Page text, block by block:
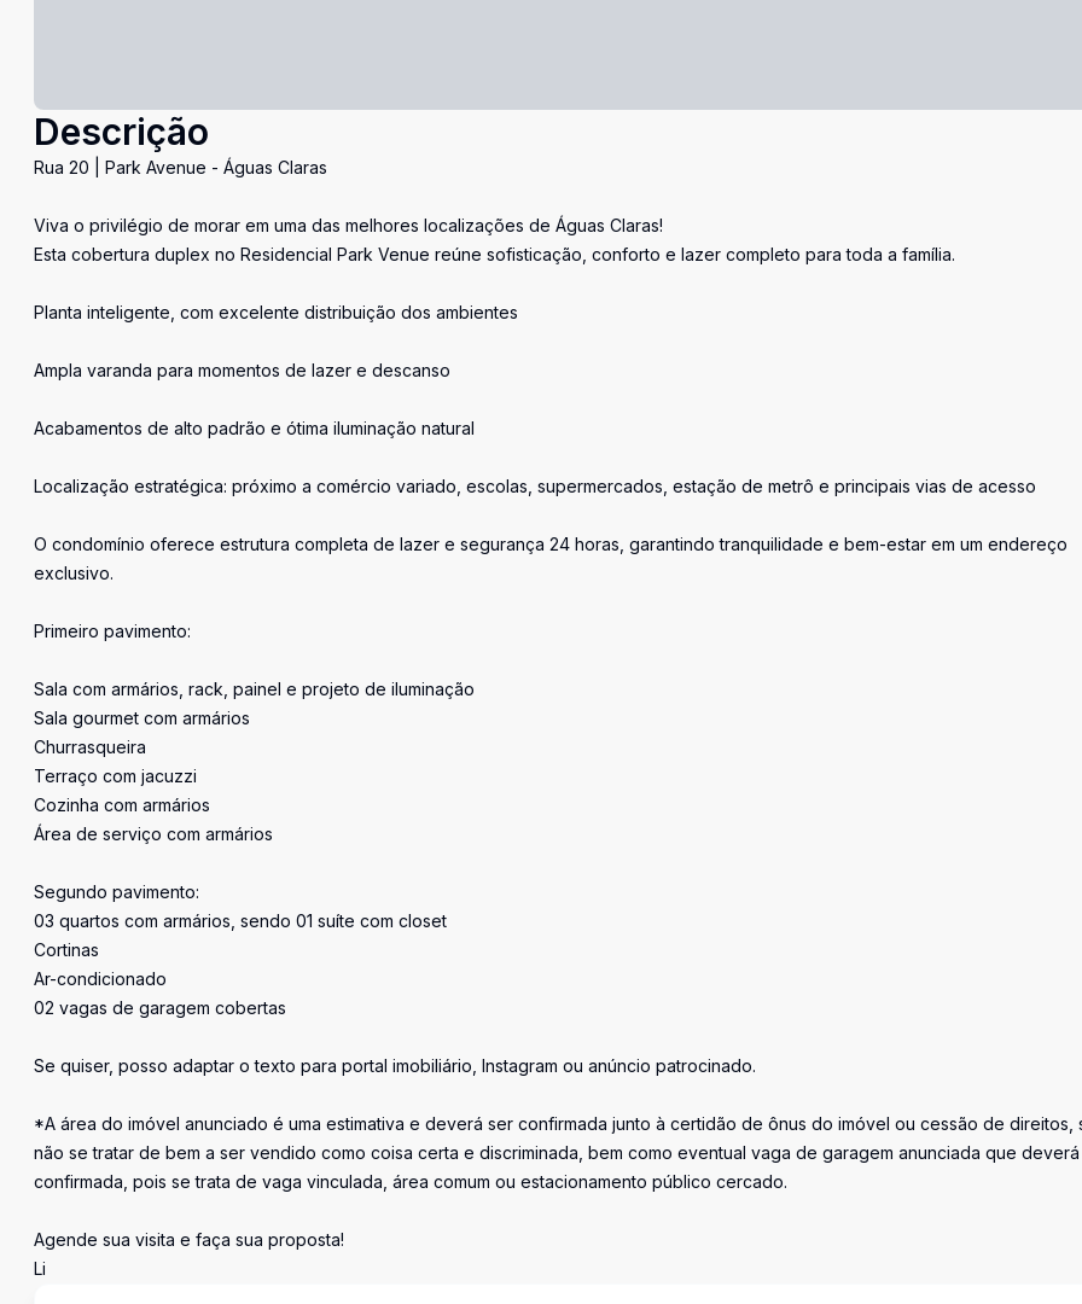
Descrição
Rua 20 | Park Avenue - Águas Claras
Viva o privilégio de morar em uma das melhores localizações de Águas Claras!
Esta cobertura duplex no Residencial Park Venue reúne sofisticação, conforto e lazer completo para toda a família.
Planta inteligente, com excelente distribuição dos ambientes
Ampla varanda para momentos de lazer e descanso
Acabamentos de alto padrão e ótima iluminação natural
Localização estratégica: próximo a comércio variado, escolas, supermercados, estação de metrô e principais vias de acesso
O condomínio oferece estrutura completa de lazer e segurança 24 horas, garantindo tranquilidade e bem-estar em um endereço
exclusivo.
Primeiro pavimento:
Sala com armários, rack, painel e projeto de iluminação
Sala gourmet com armários
Churrasqueira
Terraço com jacuzzi
Cozinha com armários
Área de serviço com armários
Segundo pavimento:
03 quartos com armários, sendo 01 suíte com closet
Cortinas
Ar-condicionado
02 vagas de garagem cobertas
Se quiser, posso adaptar o texto para portal imobiliário, Instagram ou anúncio patrocinado.
*A área do imóvel anunciado é uma estimativa e deverá ser confirmada junto à certidão de ônus do imóvel ou cessão de direitos,
não se tratar de bem a ser vendido como coisa certa e discriminada, bem como eventual vaga de garagem anunciada que
confirmada, pois se trata de vaga vinculada, área comum ou estacionamento público cercado.
Agende sua visita e faça sua proposta!
Li